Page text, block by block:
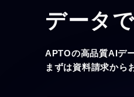
データで
APTOの高品質AIデ
まずは資料請求から